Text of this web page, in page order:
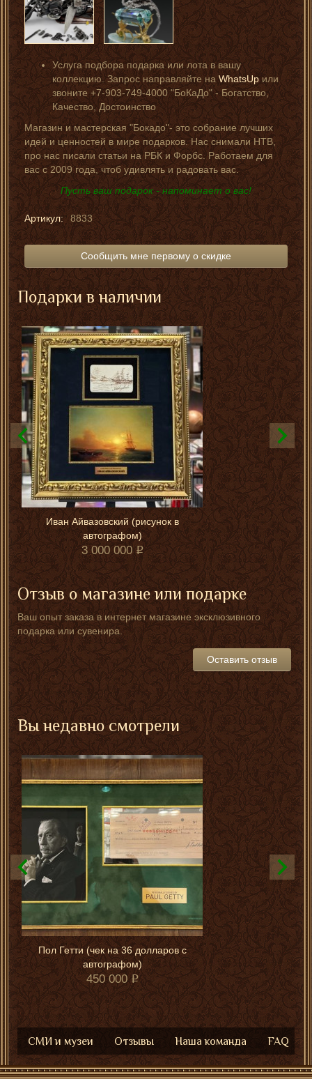
Услуга подбора подарка или лота в вашу
коллекцию. Запрос направляйте наWhatsUpили
звоните +7-903-749-4000 "БоКаДо" - Богатство,
Качество, Достоинство
Магазин и мастерская "Бокадо"- это собрание лучших
идей и ценностей в мире подарков. Нас снимали НТВ,
про нас писали статьи на РБК и Форбс. Работаем для
вас с 2009 года, чтоб удивлять и радовать вас.
Пусть ваш подарок - напоминает о вас!
Артикул: 8833
Сообщить мне первому о скидке
Подарки в наличии
Иван Айвазовский (рисунок в
автографом)
3 000 000
Отзыв о магазине или подарке
Ваш опыт заказа в интернет магазине эксклюзивного
подарка или сувенира.
Оставить отзыв
Вы недавно смотрели
Пол Гетти (чек на 36 долларов с
автографом)
450 000
СМИ и музеи Отзывы Наша команда FAQ